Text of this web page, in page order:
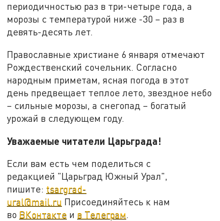
периодичностью раз в три-четыре года, а
морозы с температурой ниже -30 – раз в
девять-десять лет.
Православные христиане 6 января отмечают
Рождественский сочельник. Согласно
народным приметам, ясная погода в этот
день предвещает теплое лето, звездное небо
– сильные морозы, а снегопад – богатый
урожай в следующем году.
Уважаемые читатели Царьграда!
Если вам есть чем поделиться с
редакцией "Царьград Южный Урал",
пишите: tsargrad-
ural@mail.ru Присоединяйтесь к нам
во ВКонтакте и в Телеграм.